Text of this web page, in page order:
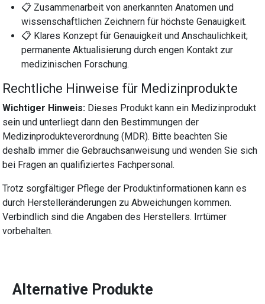
📋 Zusammenarbeit von anerkannten Anatomen und
wissenschaftlichen Zeichnern für höchste Genauigkeit.
📋 Klares Konzept für Genauigkeit und Anschaulichkeit;
permanente Aktualisierung durch engen Kontakt zur
medizinischen Forschung.
Rechtliche Hinweise für Medizinprodukte
Wichtiger Hinweis: Dieses Produkt kann ein Medizinprodukt
sein und unterliegt dann den Bestimmungen der
Medizinprodukteverordnung (MDR). Bitte beachten Sie
deshalb immer die Gebrauchsanweisung und wenden Sie sich
bei Fragen an qualifiziertes Fachpersonal.
Trotz sorgfältiger Pflege der Produktinformationen kann es
durch Herstelleränderungen zu Abweichungen kommen.
Verbindlich sind die Angaben des Herstellers. Irrtümer
vorbehalten.
Alternative Produkte